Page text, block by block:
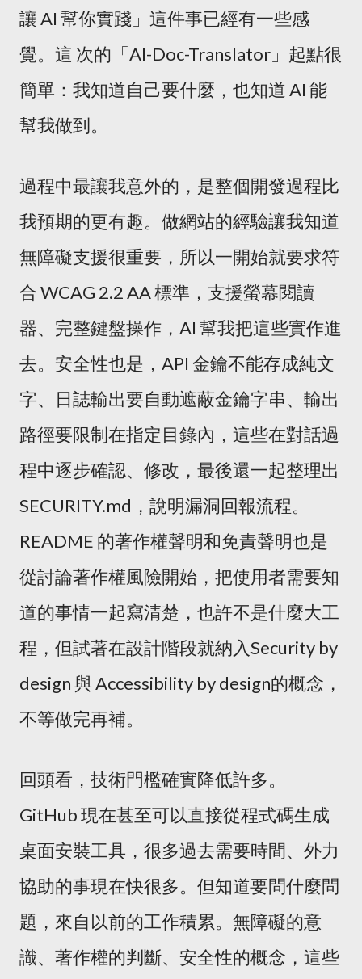
讓 AI 幫你實踐」這件事已經有一些感
覺。這 次的「AI-Doc-Translator」起點很
簡單：我知道自己要什麼，也知道 AI 能
幫我做到。
過程中最讓我意外的，是整個開發過程比
我預期的更有趣。做網站的經驗讓我知道
無障礙支援很重要，所以一開始就要求符
合 WCAG 2.2 AA 標準，支援螢幕閱讀
器、完整鍵盤操作，AI 幫我把這些實作進
去。安全性也是，API 金鑰不能存成純文
字、日誌輸出要自動遮蔽金鑰字串、輸出
路徑要限制在指定目錄內，這些在對話過
程中逐步確認、修改，最後還一起整理出
SECURITY.md，說明漏洞回報流程。
README 的著作權聲明和免責聲明也是
從討論著作權風險開始，把使用者需要知
道的事情一起寫清楚，也許不是什麼大工
程，但試著在設計階段就納入Security by
design 與 Accessibility by design的概念，
不等做完再補。
回頭看，技術門檻確實降低許多。
GitHub 現在甚至可以直接從程式碼生成
桌面安裝工具，很多過去需要時間、外力
協助的事現在快很多。但知道要問什麼問
題，來自以前的工作積累。無障礙的意
識、著作權的判斷、安全性的概念，這些